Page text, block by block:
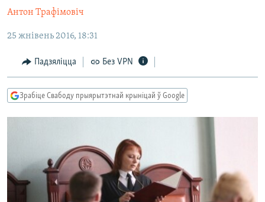
галоўнай
навігацыі
Перайсьці
пошуку
ЭКАНОМІКА
ВАЙНА
БЕЛАРУСЫ НА ВАЙНЕ
КУЛЬТУРА
ПАДКАСТЫ
КНІГІ
АЎДЫЁКНІГІ
МОВА
ПАДКАСТЫ
FACEBOOK
TWITTER
САЧЫЦЕ ЗА АБНАЎЛЕНЬНЯМІ
Усе сайты РС/РСЭ
Антон Трафімовіч
25 жнівень 2016, 18:31
Падзяліцца Без VPN
Зрабіце Свабоду прыярытэтнай крыніцай ў Google